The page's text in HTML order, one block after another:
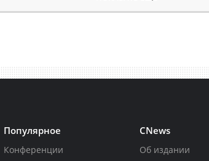
Популярное
Конференции
CNews
Об издании